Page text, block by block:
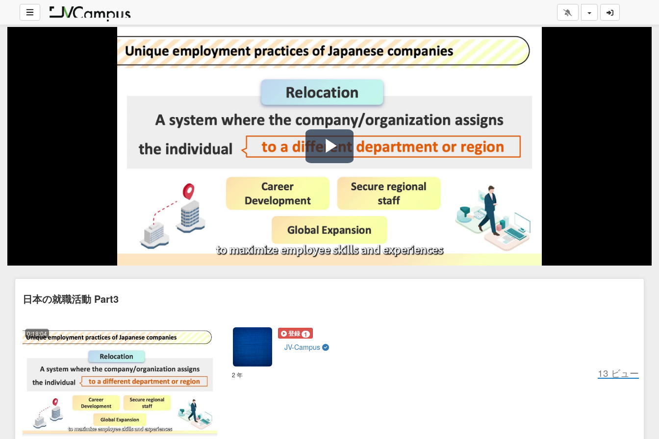
Play
Video
日本の就職活動 Part3
0:18:04 登録 1
JV-Campus
2 年 13 ビュー